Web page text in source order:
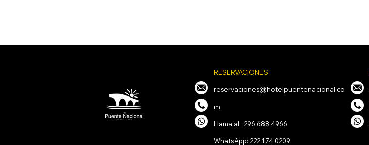
RESERVACIONES:
reservaciones@hotelpuentenacional.co
m
Llama al: 296 688 4966
WhatsApp: 222 174 0209